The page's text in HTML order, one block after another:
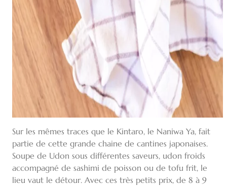
Sur les mêmes traces que le Kintaro, le Naniwa Ya, fait
partie de cette grande chaine de cantines japonaises.
Soupe de Udon sous différentes saveurs, udon froids
accompagné de sashimi de poisson ou de tofu frit, le
lieu vaut le détour. Avec ces très petits prix, de 8 à 9